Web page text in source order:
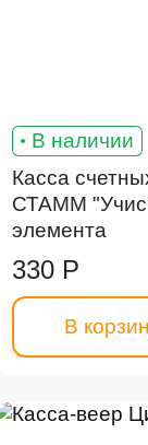
В наличии
Касса
СТАММ
элемента
330 Р
В